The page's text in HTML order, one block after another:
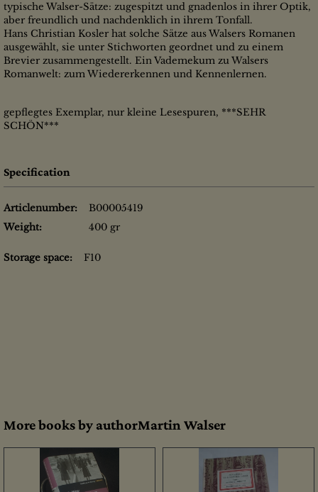
typische Walser-Sätze: zugespitzt und gnadenlos in ihrer Optik,
aber freundlich und nachdenklich in ihrem Tonfall.
Hans Christian Kosler hat solche Sätze aus Walsers Romanen
ausgewählt, sie unter Stichworten geordnet und zu einem
Brevier zusammengestellt. Ein Vademekum zu Walsers
Romanwelt: zum Wiedererkennen und Kennenlernen.
gepflegtes Exemplar, nur kleine Lesespuren, ***SEHR
SCHÖN***
Specification
Articlenumber:
B00005419
Weight:
400 gr
Storage space: F10
More books by authorMartin Walser